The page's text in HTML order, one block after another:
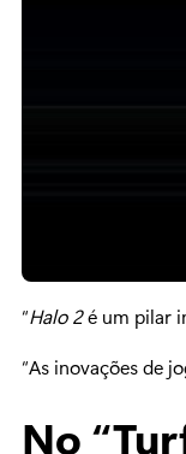
“Halo 2é um pilar
“As inovações de
No